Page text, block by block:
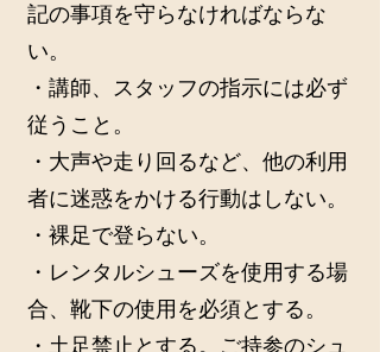
記の事項を守らなければならな
い。
・講師、スタッフの指示には必ず
従うこと。
・大声や走り回るなど、他の利用
者に迷惑をかける行動はしない。
・裸足で登らない。
・レンタルシューズを使用する場
合、靴下の使用を必須とする。
・土足禁止とする。ご持参のシュ